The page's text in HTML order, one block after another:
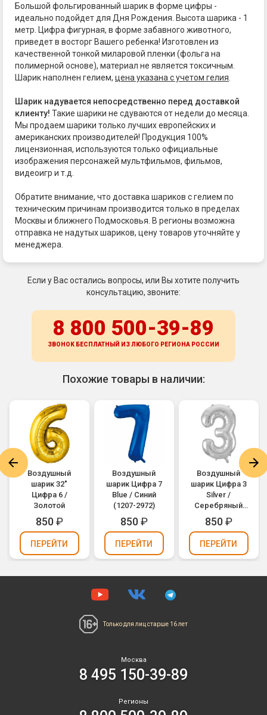
Большой фольгированный шарик в форме цифры -
идеально подойдет для Дня Рождения. Высота шарика - 1
метр. Цифра фигурная, в форме забавного животного,
приведет в восторг Вашего ребенка! Изготовлен из
качественной тонкой миларовой пленки (фольга на
полимерной основе), материал не является токсичным.
Шарик наполнен гелием, цена указана с учетом гелия
Шарик надувается непосредственно перед доставкой
клиенту! Такие шарики не сдуваются от недели до месяца.
Мы продаем шарики только лучших европейских и
американских производителей! Продукция 100%
лицензионная, используются только официальные
изображения персонажей мультфильмов, фильмов,
видеоигр и т.д.
Обратите внимание, что доставка шариков с гелием по
техническим причинам производится только в пределах
Москвы и ближнего Подмосковья. В регионы возможна
отправка не надутых шариков, цену товаров уточняйте у
менеджера.
Если у Вас остались вопросы, или Вы хотите получить
консультацию, звоните:
8 800 500-39-89
ЗВОНОК БЕСПЛАТНЫЙ ИЗ ЛЮБОГО РЕГИОНА РОССИИ
Похожие товары в наличии:
Воздушный
шарик 32"
Цифра 6 /
Золотой
850₽
ПЕРЕЙТИ
Воздушный
шарик Цифра 7
Blue / Синий
(1207-2972)
850₽
ПЕРЕЙТИ
Воздушный
шарик Цифра 3
Silver /
Серебряный
(1207-2958)
850₽
ПЕРЕЙТИ
Только для лиц старше 16 лет
Москва
8 495 150-39-89
Регионы